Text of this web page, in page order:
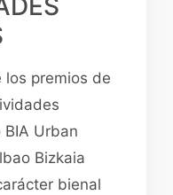
los premios de
Urban
Bizkaia
bienal